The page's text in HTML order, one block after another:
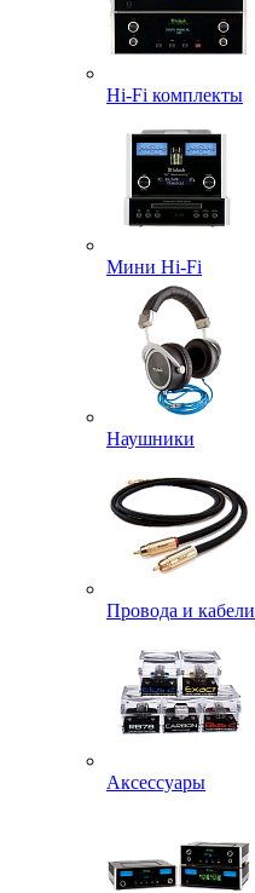
Hi-Fi комплекты
Мини Hi-Fi
Наушники
Провода и кабели
Аксессуары